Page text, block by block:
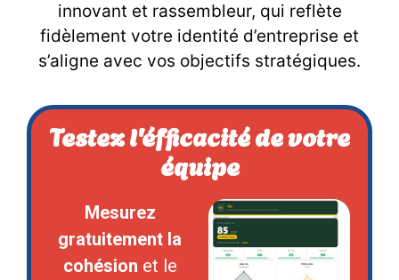
innovant et rassembleur, qui reflète
fidèlement votre identité d’entreprise et
s’aligne avec vos objectifs stratégiques.
Testez l'éfficacité de votre
équipe
Mesurez
gratuitement la
cohésion et le